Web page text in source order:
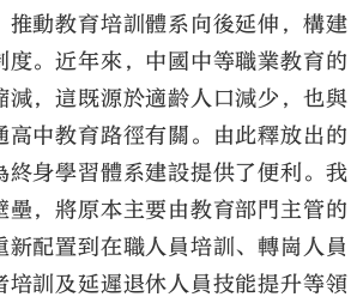
推動教育培訓體系向後延伸，構建
度。近年來，中國中等職業教育的
減，這既源於適齡人口減少，也與
高中教育路徑有關。由此釋放出的
終身學習體系建設提供了便利。我
壘，將原本主要由教育部門主管的
新配置到在職人員培訓、轉崗人員
培訓及延遲退休人員技能提升等領